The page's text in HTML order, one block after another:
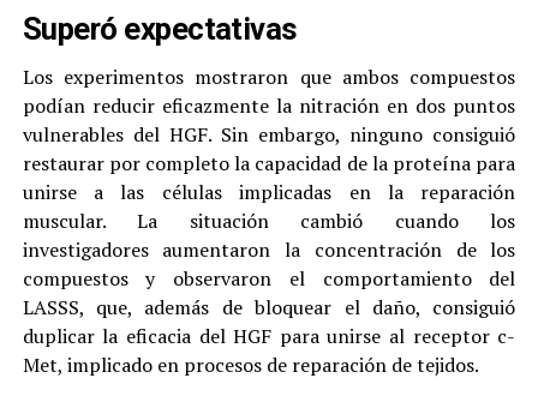
Superó expectativas
Los experimentos mostraron que ambos compuestos
podían reducir eficazmente la nitración en dos puntos
vulnerables del HGF. Sin embargo, ninguno consiguió
restaurar por completo la capacidad de la proteína para
unirse a las células implicadas en la reparación
muscular. La situación cambió cuando los
investigadores aumentaron la concentración de los
compuestos y observaron el comportamiento del
LASSS, que, además de bloquear el daño, consiguió
duplicar la eficacia del HGF para unirse al receptor c-
Met, implicado en procesos de reparación de tejidos.